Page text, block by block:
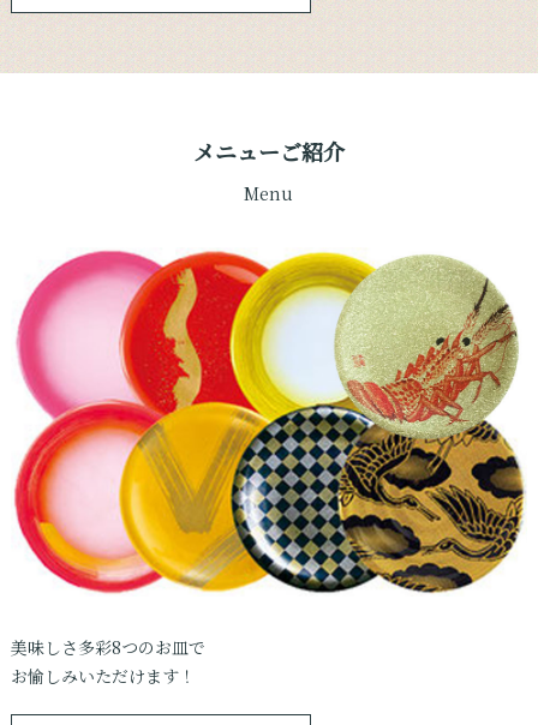
メニューご紹介
Menu
美味しさ多彩8つのお皿で
お愉しみいただけます！